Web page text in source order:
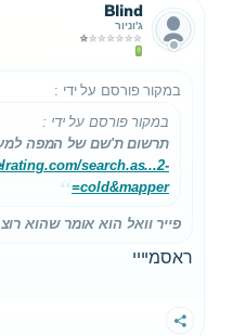
Blind
ג'וניור
במקור פורסם על ידי :
במקור פורסם על ידי :
תרשום ת'שם של המפה
search.as...2-
cold&mapper=
פייר וואל הוא אומר שהוא
ראסמיייי
שתף